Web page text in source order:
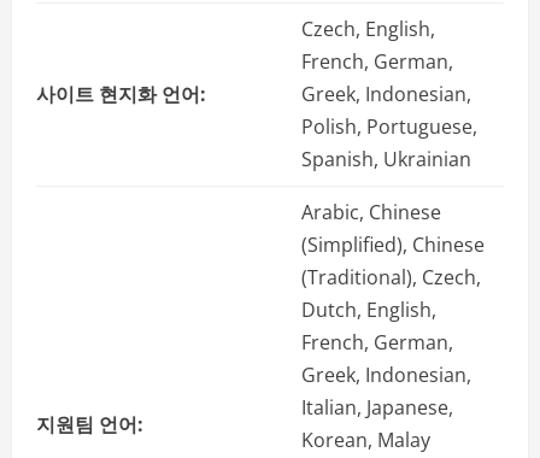
사이트 현지화 언어:
Czech, English,
French, German,
Greek, Indonesian,
Polish, Portuguese,
Spanish, Ukrainian
지원팀 언어:
Arabic, Chinese
(Simplified), Chinese
(Traditional), Czech,
Dutch, English,
French, German,
Greek, Indonesian,
Italian, Japanese,
Korean, Malay